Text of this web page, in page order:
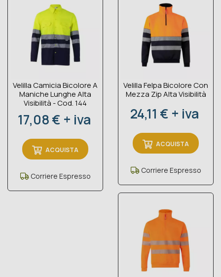
Velilla Camicia Bicolore A
Maniche Lunghe Alta
Visibilità - Cod. 144
Prezzo
17,08 € + iva
ACQUISTA
Corriere Espresso
Velilla Felpa Bicolore Con
Mezza Zip Alta Visibilità
Prezzo
24,11 € + iva
ACQUISTA
Corriere Espresso